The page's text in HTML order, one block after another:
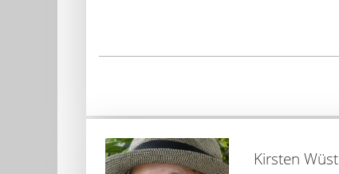
Kirsten Wüst